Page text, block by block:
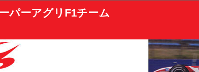
パーアグリF1チーム